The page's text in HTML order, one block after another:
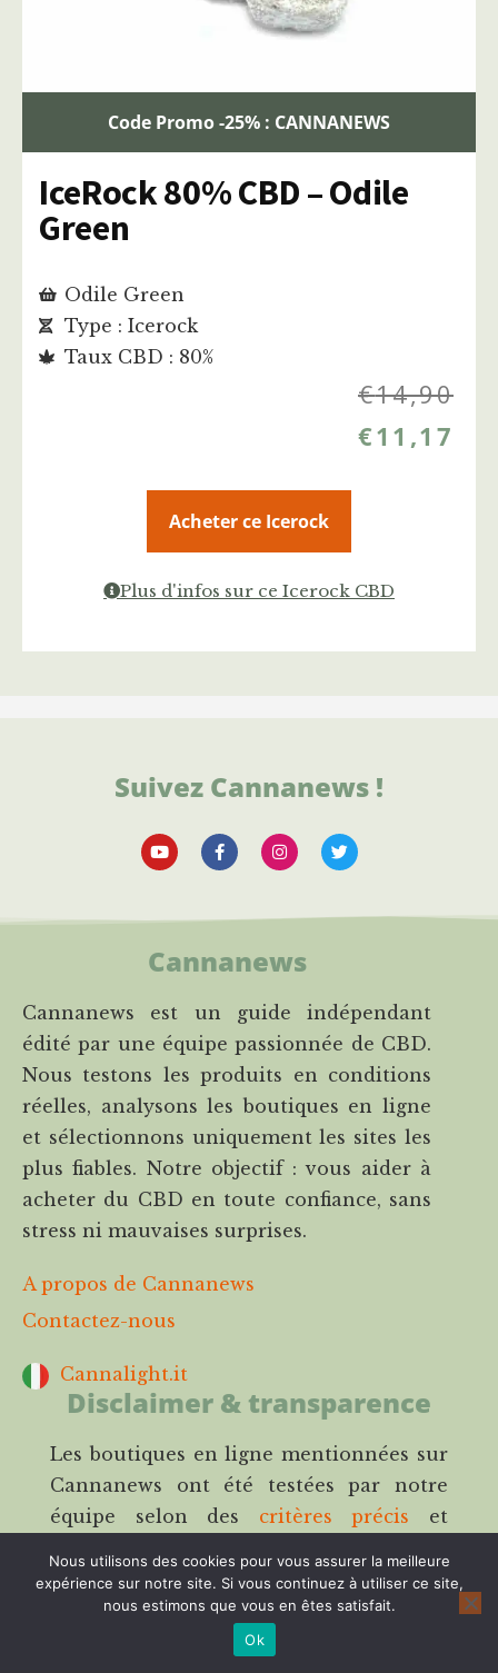
Code Promo -25% : CANNANEWS
IceRock 80% CBD – Odile
Green
Odile Green
Type : Icerock
Taux CBD : 80%
€14,90
€11,17
Acheter ce Icerock
Plus d'infos sur ce Icerock CBD
Suivez Cannanews !
Cannanews
Cannanews est un guide indépendant
édité par une équipe passionnée de CBD.
Nous testons les produits en conditions
réelles, analysons les boutiques en ligne
et sélectionnons uniquement les sites les
plus fiables. Notre objectif : vous aider à
acheter du CBD en toute confiance, sans
stress ni mauvaises surprises.
A propos de Cannanews
Contactez-nous
Cannalight.it
Disclaimer & transparence
Les boutiques en ligne mentionnées sur
Cannanews ont été testées par notre
équipe selon des critères précis et
une analyse en laboratoire ou un avis
médical. Notre modèle repose sur
l’affiliation : cela signifie que nous
Nous utilisons des cookies pour vous assurer la meilleure
expérience sur notre site. Si vous continuez à utiliser ce site,
nous estimons que vous en êtes satisfait.
Ok